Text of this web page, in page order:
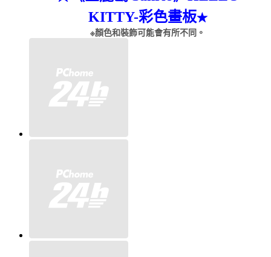
KITTY-彩色畫板★
※顏色和裝飾可能會有所不同。